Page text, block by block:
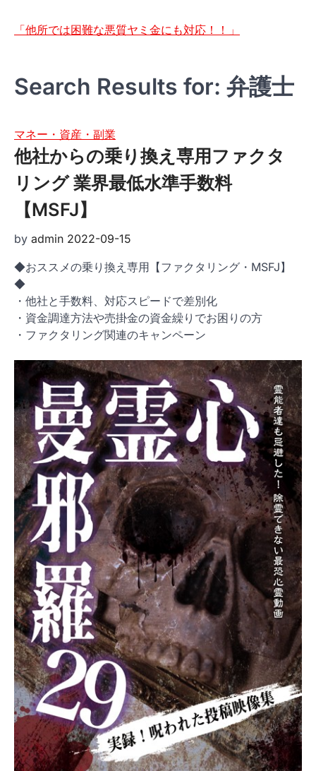
「他所では困難な悪質ヤミ金にも対応！！」
Search Results for: 弁護士
マネー・資産・副業
他社からの乗り換え専用ファクタ
リング 業界最低水準手数料
【MSFJ】
by admin 2022-09-15
◆おススメの乗り換え専用【ファクタリング・MSFJ】
◆
・他社と手数料、対応スピードで差別化
・資金調達方法や売掛金の資金繰りでお困りの方
・ファクタリング関連のキャンペーン